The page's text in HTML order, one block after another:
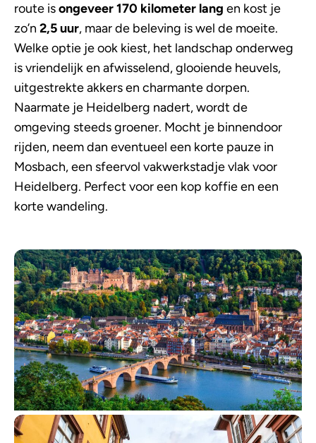
route isongeveer 170 kilometer lang en kost je
zo’n 2,5 uur, maar de beleving is wel de moeite.
Welke optie je ook kiest, het landschap onderweg
is vriendelijk en afwisselend, glooiende heuvels,
uitgestrekte akkers en charmante dorpen.
Naarmate je Heidelberg nadert, wordt de
omgeving steeds groener. Mocht je binnendoor
rijden, neem dan eventueel een korte pauze in
Mosbach, een sfeervol vakwerkstadje vlak voor
Heidelberg. Perfect voor een kop koffie en een
korte wandeling.